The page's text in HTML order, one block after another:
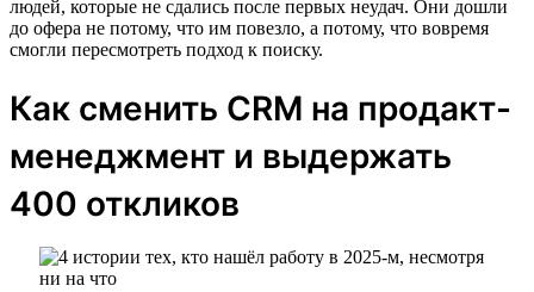
людей, которые не сдались после первых неудач. Они дошли
до офера не потому, что им повезло, а потому, что вовремя
смогли пересмотреть подход к поиску.
Как сменить CRM на продакт-
менеджмент и выдержать
400 откликов